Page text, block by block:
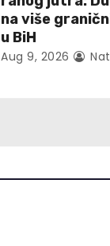
na više
u BiH
Aug 9, 2026